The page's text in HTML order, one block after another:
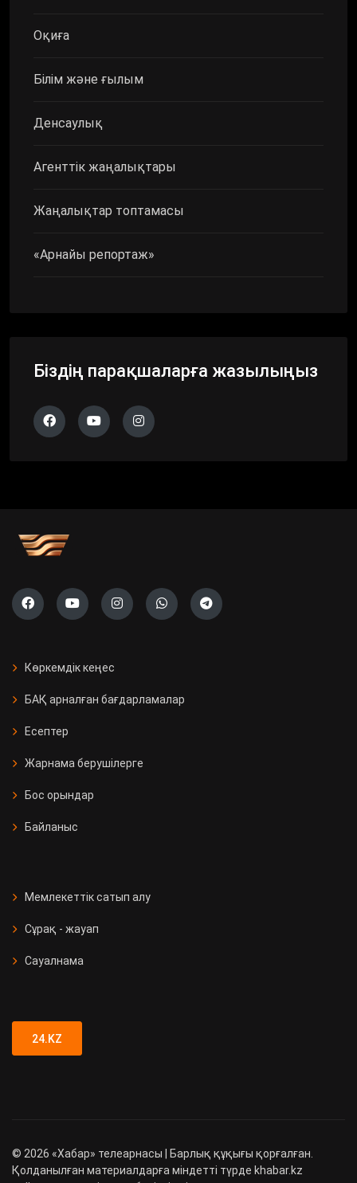
Оқиға
Білім және ғылым
Денсаулық
Агенттік жаңалықтары
Жаңалықтар топтамасы
«Арнайы репортаж»
Біздің парақшаларға жазылыңыз
Көркемдік кеңес
БАҚ арналған бағдарламалар
Есептер
Жарнама берушілерге
Бос орындар
Байланыс
Мемлекеттік сатып алу
Сұрақ - жауап
Сауалнама
24.KZ
© 2026 «Хабар» телеарнасы | Барлық құқығы қорғалған.
Қолданылған материалдарға міндетті түрде khabar.kz